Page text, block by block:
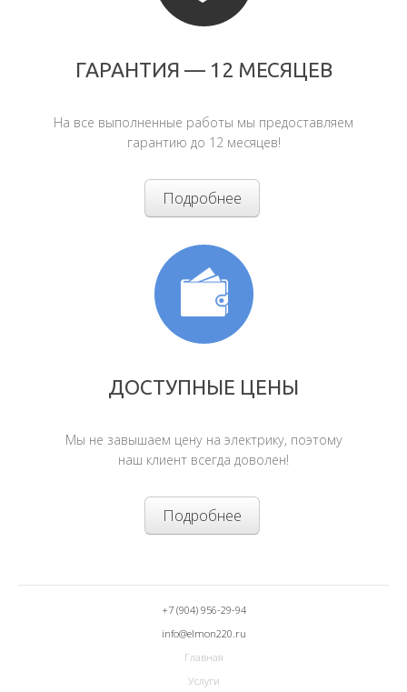
ГАРАНТИЯ — 12 МЕСЯЦЕВ
На все выполненные работы мы предоставляем
гарантию до 12 месяцев!
Подробнее
ДОСТУПНЫЕ ЦЕНЫ
Мы не завышаем цену на электрику, поэтому
наш клиент всегда доволен!
Подробнее
+7 (904) 956-29-94
info@elmon220.ru
Главная
Услуги